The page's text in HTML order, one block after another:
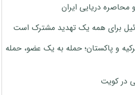
محاصره دریایی ایران
برای همه یک تهدید مشترک است
و پاکستان؛ حمله به یک عضو، حمله
در کویت